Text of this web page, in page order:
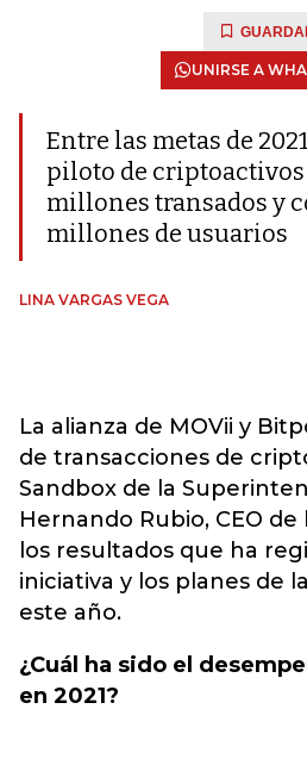
UNIRSE A
Entre las metas de
piloto de criptoactivos
millones transados y
millones de usuarios
LINA VARGAS VEGA
La alianza de MOVii y
de transacciones de
Sandbox de la
Hernando Rubio, CEO
los resultados que ha
iniciativa y los planes de
este año.
¿Cuál ha sido el
en 2021?